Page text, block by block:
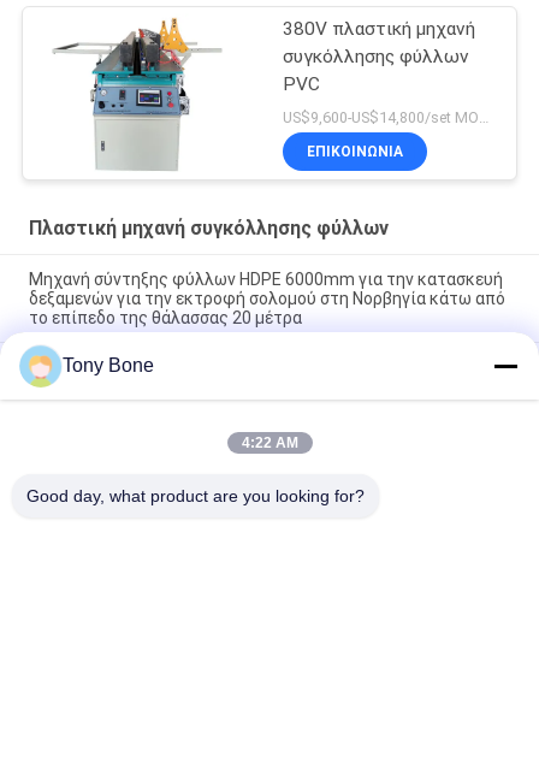
380V πλαστική μηχανή
συγκόλλησης φύλλων
PVC
US$9,600-US$14,800/set MOQ:1
ΕΠΙΚΟΙΝΩΝΙΑ
Πλαστική μηχανή συγκόλλησης φύλλων
Μηχανή σύντηξης φύλλων HDPE 6000mm για την κατασκευή
δεξαμενών για την εκτροφή σολομού στη Νορβηγία κάτω από
το επίπεδο της θάλασσας 20 μέτρα
Η μηχανή συγκόλλησης HDPE 3M χρησιμοποιείται στη
μεγαλύτερη εργοστάσιο της Γαλλίας
Ζυθοποιείς βυθού από φύλλα PP πάχους 30 mm για την
κατασκευή πυροσβεστικών οχημάτων και οχημάτων
Tony Bone
4:22 AM
Good day, what product are you looking for?